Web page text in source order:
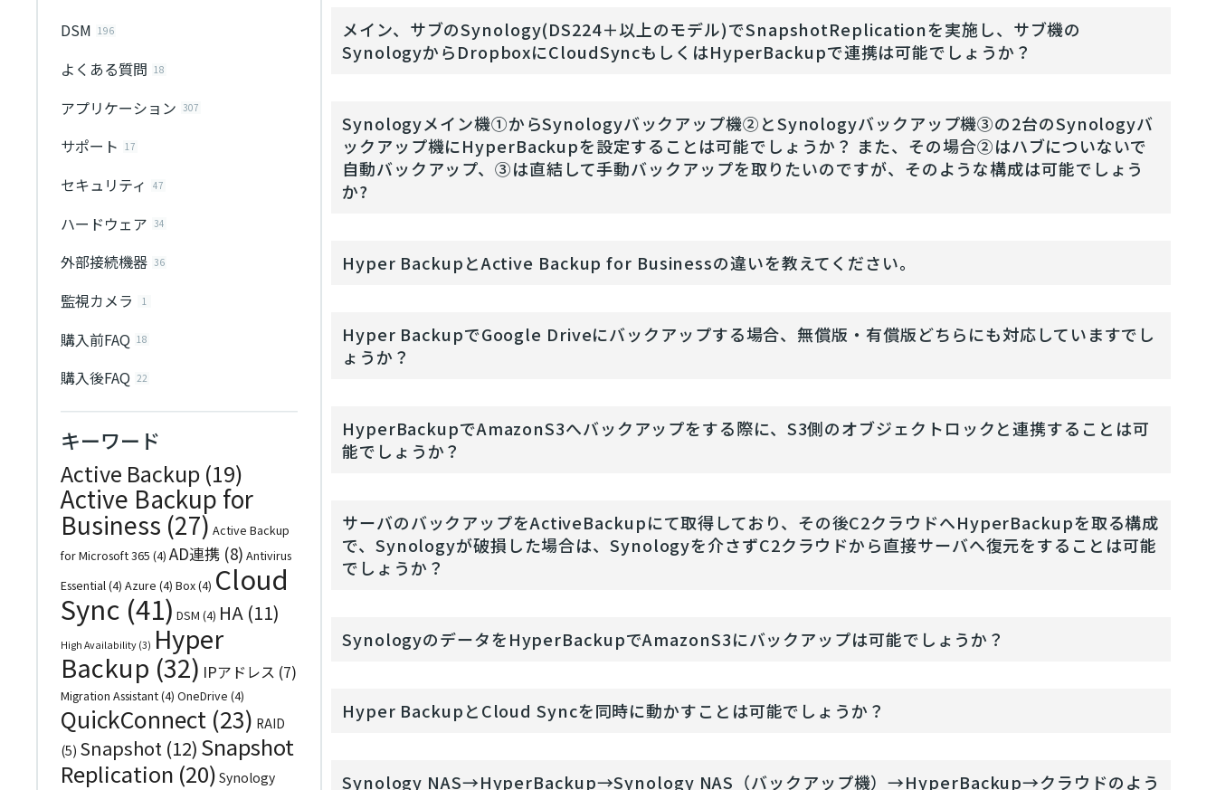
DSM 196
よくある質問 18
アプリケーション 307
サポート 17
セキュリティ 47
ハードウェア 34
外部接続機器 36
監視カメラ 1
購入前FAQ 18
購入後FAQ 22
キーワード
Active Backup (19)
Active Backup for
Business (27) Active Backup
for Microsoft 365 (4) AD連携 (8) Antivirus
Essential(4) Azure (4) Box(4) Cloud
Sync (41) DSM (4) HA (11)
High Availability (3) Hyper
Backup (32) IPアドレス (7)
Migration Assistant(4) OneDrive (4)
QuickConnect (23) RAID
(5) Snapshot (12) Snapshot
Replication (20) Synology
メイン、サブのSynology(DS224＋以上のモデル)でSnapshotReplicationを実施し、サブ機の
SynologyからDropboxにCloudSyncもしくはHyperBackupで連携は可能でしょうか？
Synologyメイン機①からSynologyバックアップ機②とSynologyバックアップ機③の2台のSynologyバ
ックアップ機にHyperBackupを設定することは可能でしょうか？ また、その場合②はハブについないで
自動バックアップ、③は直結して手動バックアップを取りたいのですが、そのような構成は可能でしょう
か?
Hyper BackupとActive Backup for Businessの違いを教えてください。
Hyper BackupでGoogle Driveにバックアップする場合、無償版・有償版どちらにも対応していますでし
ょうか？
HyperBackupでAmazonS3へバックアップをする際に、S3側のオブジェクトロックと連携することは可
能でしょうか？
サーバのバックアップをActiveBackupにて取得しており、その後C2クラウドへHyperBackupを取る構成
で、Synologyが破損した場合は、Synologyを介さずC2クラウドから直接サーバへ復元をすることは可能
でしょうか？
SynologyのデータをHyperBackupでAmazonS3にバックアップは可能でしょうか？
Hyper BackupとCloud Syncを同時に動かすことは可能でしょうか？
Synology NAS→HyperBackup→Synology NAS（バックアップ機）→HyperBackup→クラウドのよう